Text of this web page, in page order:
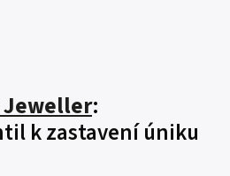
Jeweller:
k zastavení úniku